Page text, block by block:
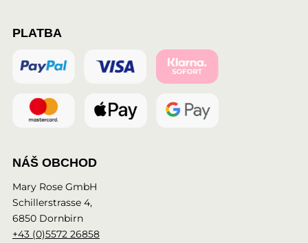
PLATBA
NÁŠ OBCHOD
Mary Rose GmbH
Schillerstrasse 4,
6850 Dornbirn
+43 (0)5572 26858